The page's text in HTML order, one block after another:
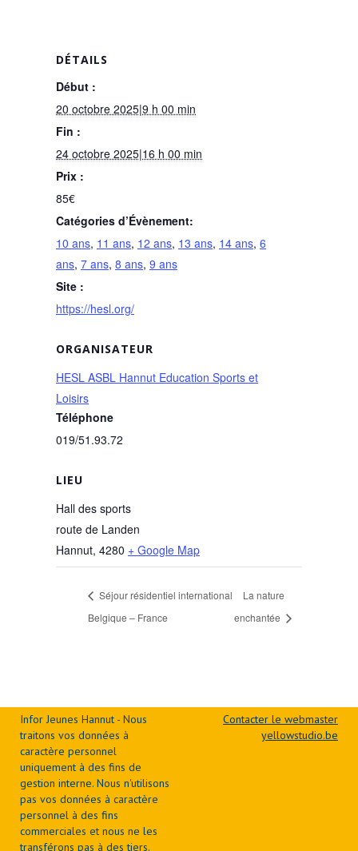
DÉTAILS
Début :
20 octobre 2025|9 h 00 min
Fin :
24 octobre 2025|16 h 00 min
Prix :
85€
Catégories d’Évènement:
10 ans, 11 ans, 12 ans, 13 ans, 14 ans, 6
ans, 7 ans, 8 ans, 9 ans
Site :
https://hesl.org/
LIEU
Hall des sports
route de Landen
Hannut, 4280 + Google Map
ORGANISATEUR
HESL ASBL Hannut Education Sports et
Loisirs
Téléphone
019/51.93.72
Séjour résidentiel international
Belgique – France
La nature
enchantée
Infor Jeunes Hannut - Nous
traitons vos données à
caractère personnel
uniquement à des fins de
gestion interne. Nous n'utilisons
pas vos données à caractère
personnel à des fins
commerciales et nous ne les
transférons pas à des tiers.
Contacter le webmaster
yellowstudio.be